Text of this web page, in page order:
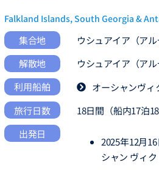
Falkland Islands, South Georgia &
集合地
ウシュアイア（アル
解散地
ウシュアイア（アル
利用船舶
オーシャンヴィ
旅行日数
18日間（船内17泊18
出発日
2025年12月
シャン ヴィ